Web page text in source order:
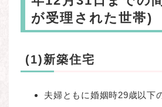
が受理された世帯)
(1)新築住宅
夫婦ともに婚姻時29歳以下